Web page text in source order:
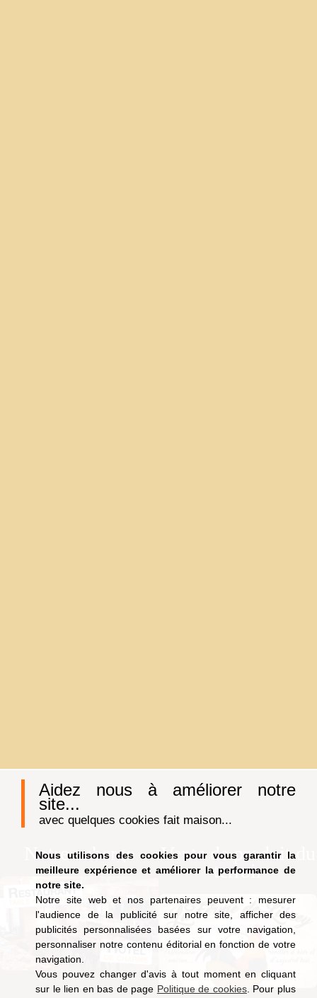
Aidez nous à améliorer notre
site...
avec quelques cookies fait maison...
Nous utilisons des cookies pour vous garantir la
meilleure expérience et améliorer la performance de
notre site.
Notre site web et nos partenaires peuvent : mesurer
l'audience de la publicité sur notre site, afficher des
publicités personnalisées basées sur votre navigation,
personnaliser notre contenu éditorial en fonction de votre
navigation.
Vous pouvez changer d'avis à tout moment en cliquant
sur le lien en bas de page Politique de cookies. Pour plus
Notre auberge
Vente de produit du
terroir